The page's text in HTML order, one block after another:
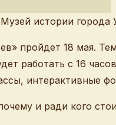
пройдет 18 мая.
работать с 16
интерактивные
и ради кого